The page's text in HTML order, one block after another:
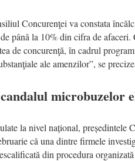
Concurenţei va constata
până la 10% din cifra de afaceri.
de concurenţă, în cadrul
ale amenzilor”, se
microbuzelor
la nivel național, președintele
că una dintre firmele
din procedura